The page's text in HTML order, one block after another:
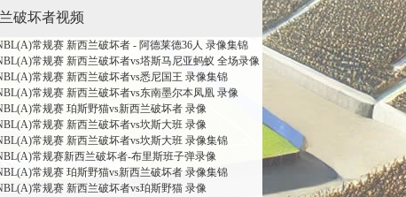
破坏者视频
常规赛 新西兰破坏者 - 阿德莱德36人 录像集锦
常规赛 新西兰破坏者vs塔斯马尼亚蚂蚁 全场录像
常规赛 新西兰破坏者vs悉尼国王 录像集锦
常规赛 新西兰破坏者vs东南墨尔本凤凰 录像
常规赛 珀斯野猫vs新西兰破坏者 录像
常规赛 新西兰破坏者vs坎斯大班 录像
常规赛 新西兰破坏者vs坎斯大班 录像集锦
常规赛新西兰破坏者-布里斯班子弹录像
常规赛 珀斯野猫vs新西兰破坏者 录像集锦
常规赛 新西兰破坏者vs珀斯野猫 录像